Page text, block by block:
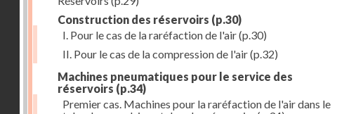
Construction des réservoirs (p.30)
I. Pour le cas de la raréfaction de l'air(p.30)
II. Pour le cas de la compression de l'air(p.32)
Machines pneumatiques pour le service des
réservoirs (p.34)
Premier cas. Machines pour la raréfaction de l'air dans le